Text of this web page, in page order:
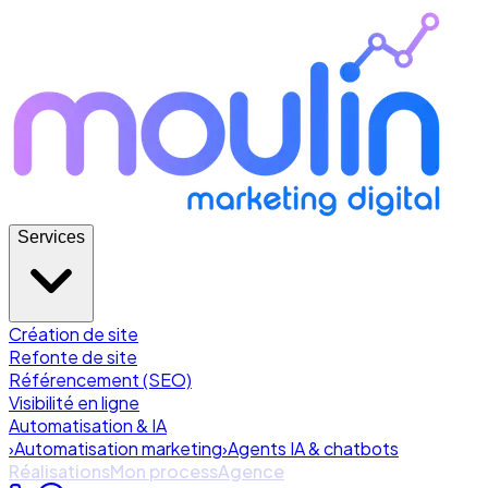
Services
Création de site
Refonte de site
Référencement (SEO)
Visibilité en ligne
Automatisation & IA
›Automatisation marketing›Agents IA & chatbots
RéalisationsMon processAgence